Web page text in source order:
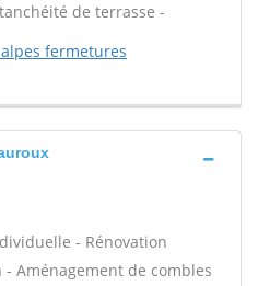
de terrasse -
fermetures
- Rénovation
- Aménagement de combles